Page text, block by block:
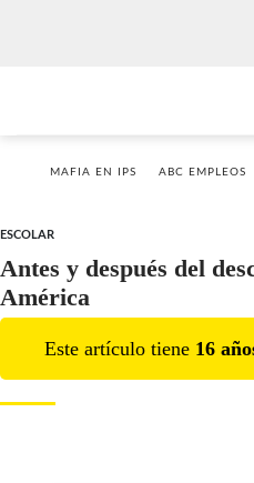
MAFIA EN IPS ABC EMPLEOS
ESCOLAR
Antes y después del
América
Este artículo tiene 16 año